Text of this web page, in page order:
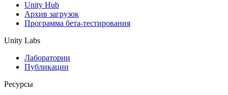
Unity Hub
Архив загрузок
Программа бета-тестирования
Unity Labs
Лаборатории
Публикации
Ресурсы